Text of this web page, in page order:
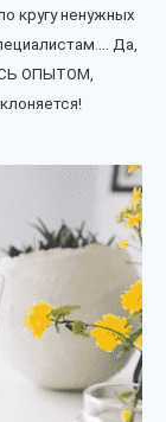
кругу ненужных
Да,
ОПЫТОМ,